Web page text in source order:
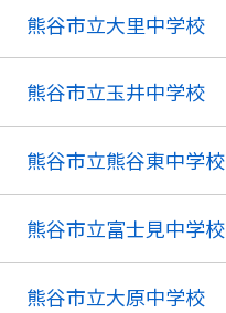
熊谷市立大里中学校
熊谷市立玉井中学校
熊谷市立熊谷東中学校
熊谷市立富士見中学校
熊谷市立大原中学校